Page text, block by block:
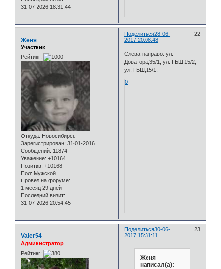
31-07-2026 18:31:44
Поделиться 22
28-06-
2017 20:08:48
Женя
Участник
Рейтинг:
Откуда: Новосибирск
Зарегистрирован: 31-01-2016
Сообщений: 11874
Уважение: +10164
Позитив: +10168
Пол: Мужской
Провел на форуме:
1 месяц 29 дней
Последний визит:
31-07-2026 20:54:45
Слева-направо: ул.
Доватора,35/1, ул. ГБШ,15/2,
ул. ГБШ,15/1.
0
Поделиться 23
30-06-
2017 15:31:11
Valer54
Администратор
Рейтинг:
Женя
написал(а):